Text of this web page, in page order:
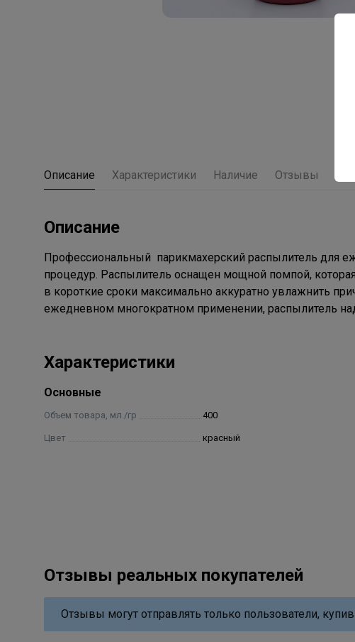
Описание Характеристики Наличие Отзывы
Описание
Профессиональный парикмахерский распылитель для
процедур. Распылитель оснащен мощной помпой,
в короткие сроки максимально аккуратно увлажнить
ежедневном многократном применении, распылитель
Характеристики
Основные
Объем товара, мл./гр 400
Цвет красный
Отзывы реальных покупателей
Отзывы могут отправлять только пользователи,